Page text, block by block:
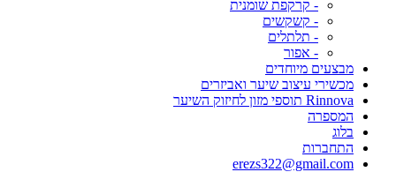
- קרקפת שומנית
- קשקשים
- תלתלים
- אפור
מבצעים מיוחדים
מכשירי עיצוב שיער ואביזרים
Rinnova תוספי מזון לחיזוק השיער
המספרה
בלוג
התחברות
erezs322@gmail.com